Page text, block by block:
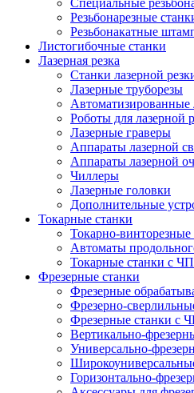
Резьбонарезные
Резьбонакатные
Листогибочные станки
Лазерная резка
Станки лазерной
Лазерные труборезы
Автоматизированные
Роботы для лазерной
Лазерные граверы
Аппараты лазерной
Аппараты лазерной
Чиллеры
Лазерные головки
Дополнительные
Токарные станки
Токарно-винторезные
Автоматы
Токарные станки с
Фрезерные станки
Фрезерные
Фрезерно-
Фрезерные станки с
Вертикально-
Универсально-
Горизонтально-